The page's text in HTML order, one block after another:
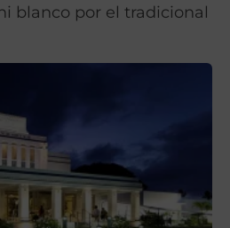
blanco por el tradicional